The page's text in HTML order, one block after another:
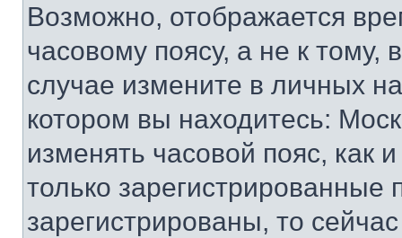
Возможно, отображается
часовому поясу, а не к тому,
случае измените в личных
котором вы находитесь:
изменять часовой пояс, как
только
зарегистрированы, то